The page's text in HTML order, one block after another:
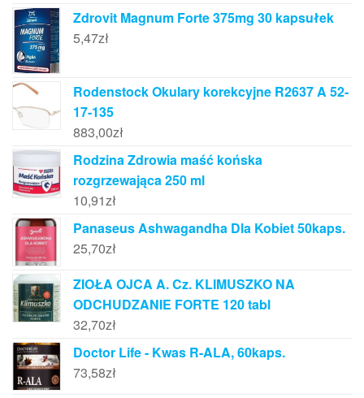
Zdrovit Magnum Forte 375mg 30 kapsułek
5,47zł
Rodenstock Okulary korekcyjne R2637 A 52-
17-135
883,00zł
Rodzina Zdrowia maść końska
rozgrzewająca 250 ml
10,91zł
Panaseus Ashwagandha Dla Kobiet 50kaps.
25,70zł
ZIOŁA OJCA A. Cz. KLIMUSZKO NA
ODCHUDZANIE FORTE 120 tabl
32,70zł
Doctor Life - Kwas R-ALA, 60kaps.
73,58zł